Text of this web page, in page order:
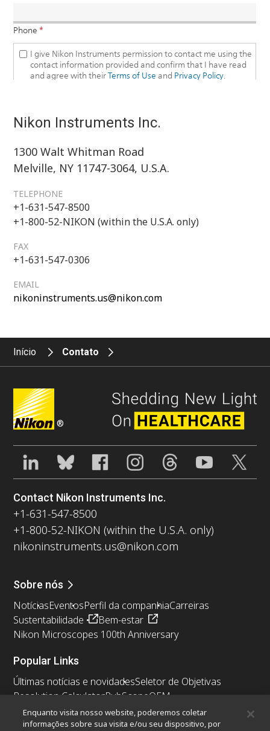
Nikon Instruments Inc.
1300 Walt Whitman Road
Melville, NY 11747-3064, U.S.A.
TELEPHONE
+1-631-547-8500
+1-800-52-NIKON (within the U.S.A. only)
FAX
+1-631-547-0306
EMAIL
nikoninstruments.us@nikon.com
Início Contato
®
Contact Nikon Instruments Inc.
+1-631-547-8500
+1-800-52-NIKON (within the U.S.A. only)
nikoninstruments.us@nikon.com
Sobre nós
NotíciasEventosPerfil da companhiaCarreiras
Sustentabilidade
Bem-estar
Nikon Microscopes 100th Anniversary
Popular Links
Últimas notícias e novidadesSeletor de Objetivas
Resolution CalculatorPubScopeOEM
Nikon Small World
MicroscopyU
Enquanto visita nosso website, poderemos coletar
informações sobre sua visita e/ou seu dispositivo, por